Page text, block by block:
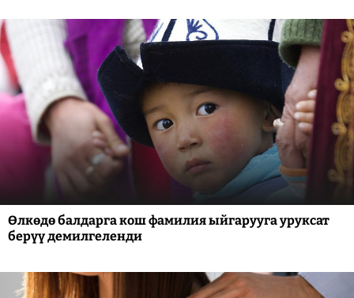
Өлкөдө балдарга кош фамилия ыйгарууга уруксат
берүү демилгеленди